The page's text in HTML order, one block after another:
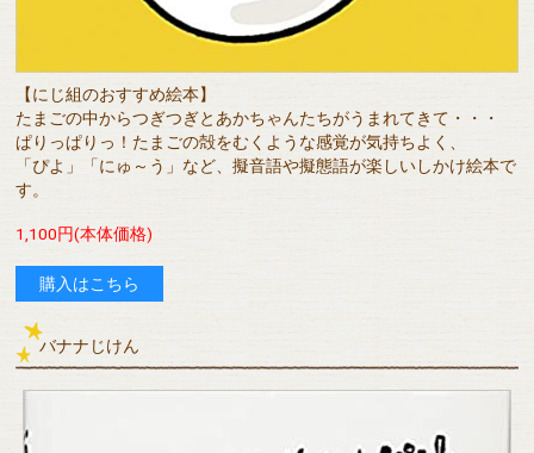
【にじ組のおすすめ絵本】
たまごの中からつぎつぎとあかちゃんたちがうまれてきて・・・
ぱりっぱりっ！たまごの殻をむくような感覚が気持ちよく、
「ぴよ」「にゅ～う」など、擬音語や擬態語が楽しいしかけ絵本で
す。
1,100円(本体価格)
購入はこちら
バナナじけん